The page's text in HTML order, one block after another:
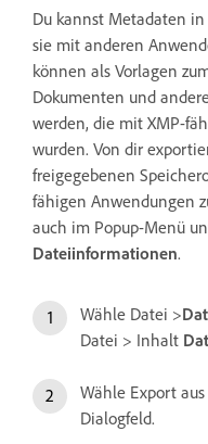
Du kannst Metadaten
sie mit anderen
können als Vorlagen
Dokumenten und
werden, die mit XMP-
wurden. Von dir
freigegebenen
fähigen Anwendungen
auch im Popup-Menü
Dateiinformationen.
Wähle Datei >
Datei > Inhalt
Wähle Export
Dialogfeld.